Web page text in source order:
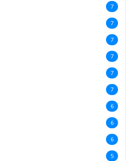
7
7
7
7
7
7
6
6
6
5